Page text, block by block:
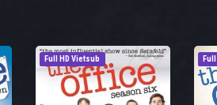
Full HD Vietsub